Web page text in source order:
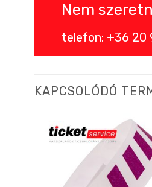
Nem
telefon: +36 20
KAPCSOLÓDÓ